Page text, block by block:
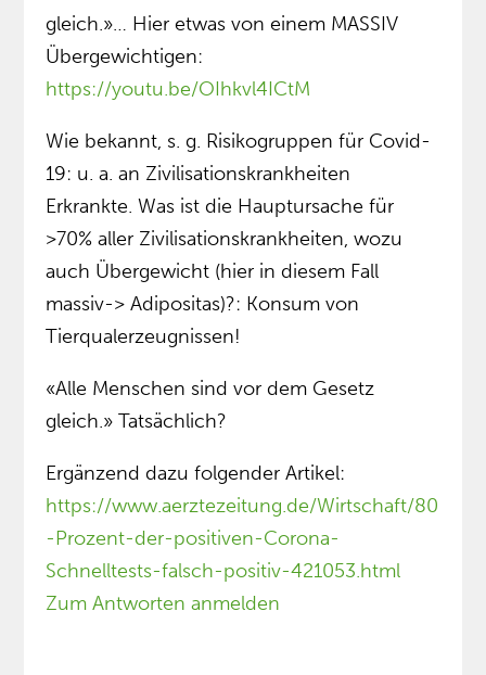
gleich.»… Hier etwas von einem MASSIV
Übergewichtigen:
https://youtu.be/OIhkvl4ICtM
Wie bekannt, s. g. Risikogruppen für Covid-
19: u. a. an Zivilisationskrankheiten
Erkrankte. Was ist die Hauptursache für
>70% aller Zivilisationskrankheiten, wozu
auch Übergewicht (hier in diesem Fall
massiv-> Adipositas)?: Konsum von
Tierqualerzeugnissen!
«Alle Menschen sind vor dem Gesetz
gleich.» Tatsächlich?
Ergänzend dazu folgender Artikel:
https://www.aerztezeitung.de/Wirtschaft/80
-Prozent-der-positiven-Corona-
Schnelltests-falsch-positiv-421053.html
Zum Antworten anmelden